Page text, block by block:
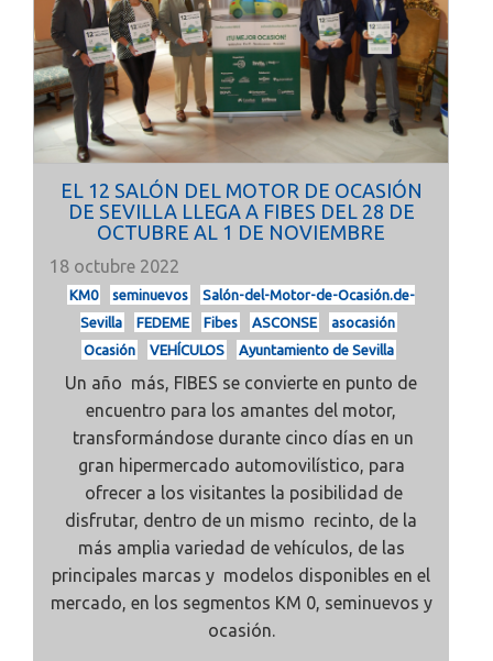
EL 12 SALÓN DEL MOTOR DE OCASIÓN
DE SEVILLA LLEGA A FIBES DEL 28 DE
OCTUBRE AL 1 DE NOVIEMBRE
18 octubre 2022
KM0 seminuevos
Salón-del-Motor-de-Ocasión.de-
Sevilla
FEDEME Fibes ASCONSE
asocasión
Ocasión
VEHÍCULOS Ayuntamiento de Sevilla
Un año más, FIBES se convierte en punto de
encuentro para los amantes del motor,
transformándose durante cinco días en un
gran hipermercado automovilístico, para
ofrecer a los visitantes la posibilidad de
disfrutar, dentro de un mismo recinto, de la
más amplia variedad de vehículos, de las
principales marcas y modelos disponibles en el
mercado, en los segmentos KM 0, seminuevos y
ocasión.